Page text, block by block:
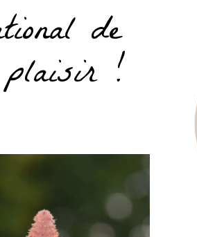
de
plaisir !